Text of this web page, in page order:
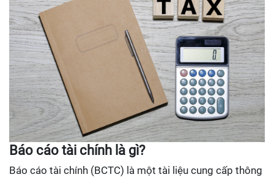
Báo cáo tài chính là gì?
Báo cáo tài chính (BCTC) là một tài liệu cung cấp thông